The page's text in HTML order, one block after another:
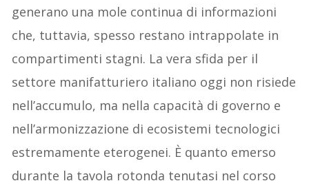
generano una mole continua di informazioni
che, tuttavia, spesso restano intrappolate in
compartimenti stagni. La vera sfida per il
settore manifatturiero italiano oggi non risiede
nell’accumulo, ma nella capacità di governo e
nell’armonizzazione di ecosistemi tecnologici
estremamente eterogenei. È quanto emerso
durante la tavola rotonda tenutasi nel corso